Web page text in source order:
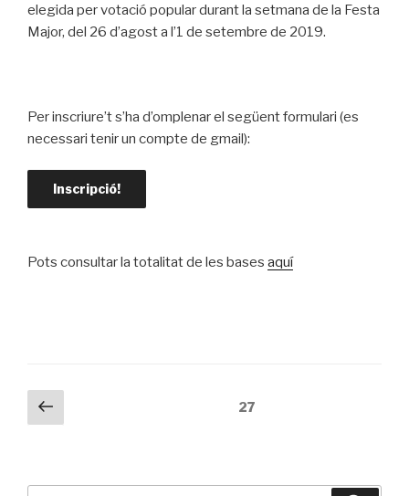
elegida per votació popular durant la setmana de la Festa
Major, del 26 d’agost a l’1 de setembre de 2019.
Per inscriure’t s’ha d’omplenar el següent formulari (es
necessari tenir un compte de gmail):
Pots consultar la totalitat de les bases aquí
Navegació
d'entrades
Pàgina
prèvia
27